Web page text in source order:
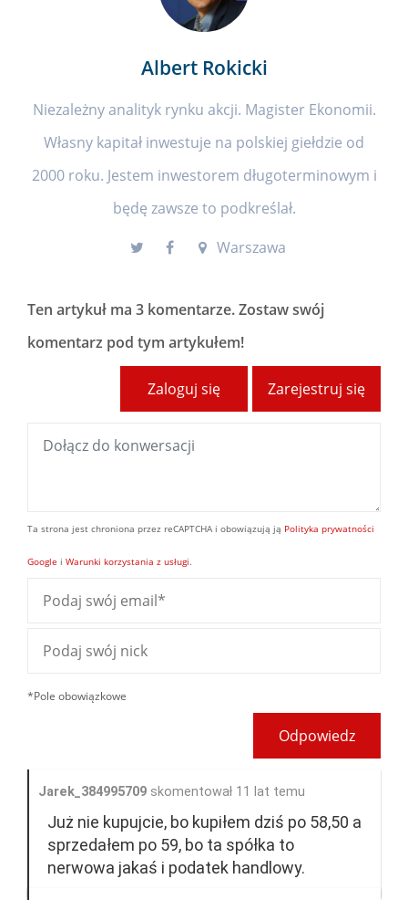
Albert Rokicki
Niezależny analityk rynku akcji. Magister Ekonomii.
Własny kapitał inwestuje na polskiej giełdzie od
2000 roku. Jestem inwestorem długoterminowym i
będę zawsze to podkreślał.
Warszawa
Ten artykuł ma 3 komentarze. Zostaw swój
komentarz pod tym artykułem!
Zarejestruj się
Zaloguj się
Ta strona jest chroniona przez reCAPTCHA i obowiązują ją Polityka prywatności
Google i Warunki korzystania z usługi.
*Pole obowiązkowe
Odpowiedz
Jarek_384995709 skomentował 11 lat temu
Już nie kupujcie, bo kupiłem dziś po 58,50 a
sprzedałem po 59, bo ta spółka to
nerwowa jakaś i podatek handlowy.